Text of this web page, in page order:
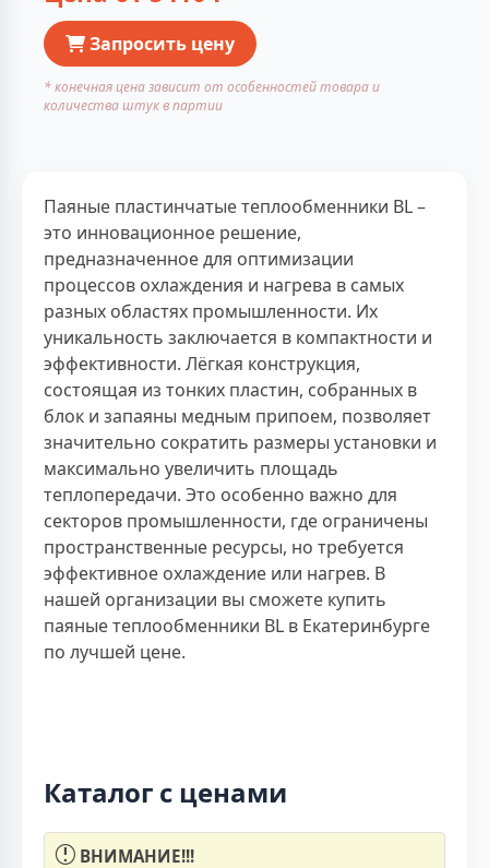
Запросить цену
* конечная цена зависит от особенностей товара и
количества штук в партии
Паяные пластинчатые теплообменники BL –
это инновационное решение,
предназначенное для оптимизации
процессов охлаждения и нагрева в самых
разных областях промышленности. Их
уникальность заключается в компактности и
эффективности. Лёгкая конструкция,
состоящая из тонких пластин, собранных в
блок и запаяны медным припоем, позволяет
значительно сократить размеры установки и
максимально увеличить площадь
теплопередачи. Это особенно важно для
секторов промышленности, где ограничены
пространственные ресурсы, но требуется
эффективное охлаждение или нагрев. В
нашей организации вы сможете купить
паяные теплообменники BL в Екатеринбурге
по лучшей цене.
Каталог с ценами
ВНИМАНИЕ!!!